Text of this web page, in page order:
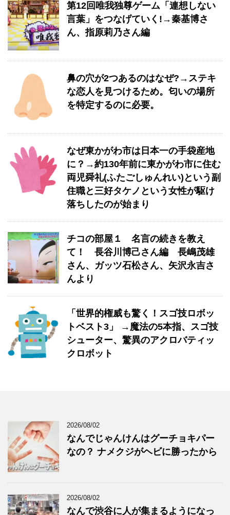
第12回唯我独尊ゲーム「連想しない
言葉」をつなげていく!→秦基博さ
ん、指原莉乃さん編
鼻の穴が2つあるのはなぜ?→ステキ
な恋人を見つけるため。匂いの場所
を特定するのに必要。
なぜ東かがわ市は日本一の手袋産地
に？→約130年前に東かがわ市に住む
両児舜礼(ふたごしゅんれい)という副
住職と三好タケノという女性が駆け
落ちしたのが始まり
チコの部屋１ 名言の続きを教え
て！ 長谷川博己さん編 長嶋茂雄
さん、ガッツ石松さん、矢沢永吉さ
んより
「世界的権威も驚く！スゴ技ロボッ
トベスト3」 →魔法の5本指、スゴ技
シューター、驚異のアクロバティッ
クロボット
2026/08/02
なんでじゃんけんはグーチョキパー
なの？ ナメクジがヘビに勝ったから
2026/08/02
なんで渋谷に人が集まるようになっ